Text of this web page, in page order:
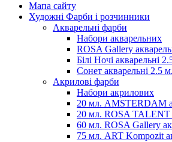
Мапа сайту
Художні Фарби і розчинники
Акварельні фарби
Набори акварельних
ROSA Gallery
Білі Ночі акварельні
Сонет акварельні 2.5
Акрилові фарби
Набори акрилових
20 мл. AMSTERDAM
20 мл. ROSA TALENT
60 мл. ROSA Gallery
75 мл. ART Kompozit